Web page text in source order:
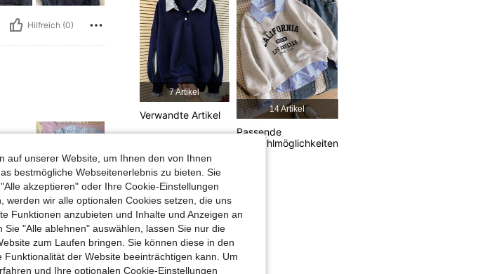
Hilfreich (0)
Hilfreich (0)
4,84 1.4K 109K
7 Artikel
Verwandte Artikel
14 Artikel
Passende
Auswahlmöglichkeiten
auf unserer Website, um Ihnen den von Ihnen
bestmögliche Webseitenerlebnis zu bieten. Sie
akzeptieren" oder Ihre Cookie-Einstellungen
werden wir alle optionalen Cookies setzen, die uns
Funktionen anzubieten und Inhalte und Anzeigen an
"Alle ablehnen" auswählen, lassen Sie nur die
zum Laufen bringen. Sie können diese in den
der Website beeinträchtigen kann. Um
und Ihre optionalen Cookie-Einstellungen